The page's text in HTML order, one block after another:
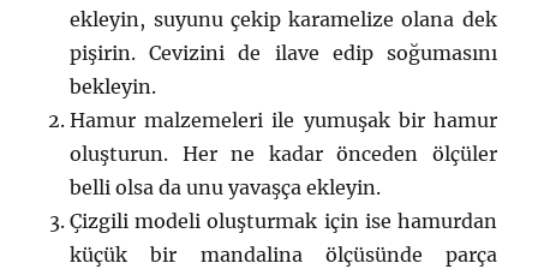
ekleyin, suyunu çekip karamelize olana dek
pişirin. Cevizini de ilave edip soğumasını
bekleyin.
Hamur malzemeleri ile yumuşak bir hamur
oluşturun. Her ne kadar önceden ölçüler
belli olsa da unu yavaşça ekleyin.
Çizgili modeli oluşturmak için ise hamurdan
küçük bir mandalina ölçüsünde parça